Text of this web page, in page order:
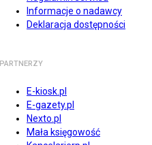
Informacje o nadawcy
Deklaracja dostępności
PARTNERZY
E-kiosk.pl
E-gazety.pl
Nexto.pl
Mała księgowość